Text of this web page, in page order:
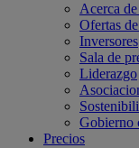
Acerca
Ofertas
Inversores
Sala de
Liderazgo
Gobierno
Precios